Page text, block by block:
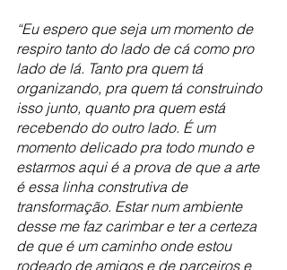
“Eu espero que seja um momento de
respiro tanto do lado de cá como pro
lado de lá. Tanto pra quem tá
organizando, pra quem tá construindo
isso junto, quanto pra quem está
recebendo do outro lado. É um
momento delicado pra todo mundo e
estarmos aqui é a prova de que a arte
é essa linha construtiva de
transformação. Estar num ambiente
desse me faz carimbar e ter a certeza
de que é um caminho onde estou
rodeado de amigos e de parceiros e